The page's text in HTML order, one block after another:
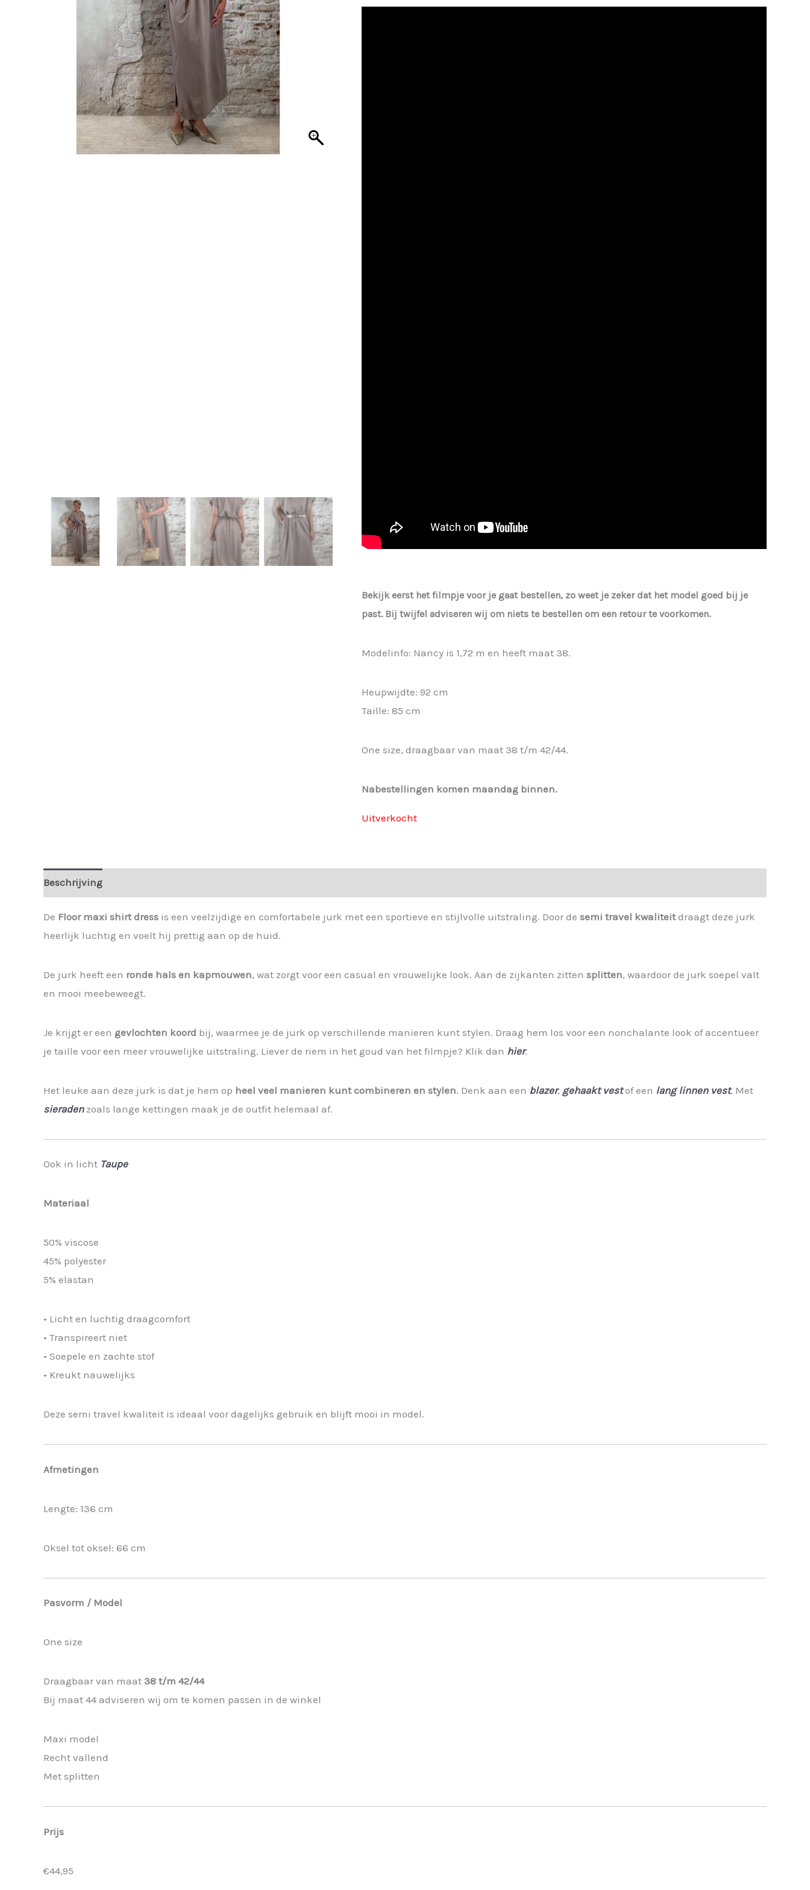
was:
is:
Bekijk eerst het filmpje voor je gaat bestellen, zo weet je zeker dat het model goed bij je
past. Bij twijfel adviseren wij om niets te bestellen om een retour te voorkomen.
Modelinfo: Nancy is 1,72 m en heeft maat 38.
Heupwijdte: 92 cm
Taille: 85 cm
One size, draagbaar van maat 38 t/m 42/44.
Nabestellingen komen maandag binnen.
Uitverkocht
Beschrijving
De Floor maxi shirt dress is een veelzijdige en comfortabele jurk met een sportieve en stijlvolle uitstraling. Door de semi travel kwaliteitdraagt deze jurk
heerlijk luchtig en voelt hij prettig aan op de huid.
De jurk heeft een ronde hals en kapmouwen, wat zorgt voor een casual en vrouwelijke look. Aan de zijkanten zitten splitten, waardoor de jurk soepel valt
en mooi meebeweegt.
Je krijgt er een gevlochten koord bij, waarmee je de jurk op verschillende manieren kunt stylen. Draag hem los voor een nonchalante look of accentueer
je taille voor een meer vrouwelijke uitstraling. Liever de riem in het goud van het filmpje? Klik dan hier.
Het leuke aan deze jurk is dat je hem op heel veel manieren kunt combineren en stylen. Denk aan een blazer, gehaakt vestof een lang linnen vest. Met
sieradenzoals lange kettingen maak je de outfit helemaal af.
Ook in licht Taupe
Materiaal
50% viscose
45% polyester
5% elastan
• Licht en luchtig draagcomfort
• Transpireert niet
• Soepele en zachte stof
• Kreukt nauwelijks
Deze semi travel kwaliteit is ideaal voor dagelijks gebruik en blijft mooi in model.
Afmetingen
Lengte: 136 cm
Oksel tot oksel: 66 cm
Pasvorm / Model
One size
Draagbaar van maat 38 t/m 42/44
Bij maat 44 adviseren wij om te komen passen in de winkel
Maxi model
Recht vallend
Met splitten
Prijs
€44,95